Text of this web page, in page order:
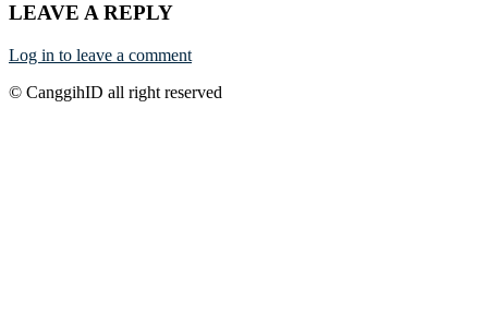
LEAVE A REPLY
Log in to leave a comment
© CanggihID all right reserved